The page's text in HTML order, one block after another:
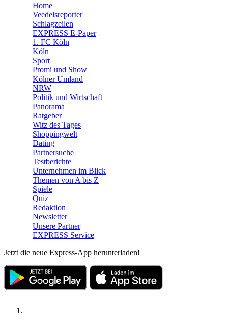
🛒 Shoppingwelt
Home
Veedelsreporter
Schlagzeilen
EXPRESS E-Paper
1. FC Köln
Köln
Sport
Promi und Show
Kölner Umland
NRW
Politik und Wirtschaft
Panorama
Ratgeber
Witz des Tages
Shoppingwelt
Dating
Partnersuche
Testberichte
Unternehmen im Blick
Themen von A bis Z
Spiele
Quiz
Redaktion
Newsletter
Unsere Partner
EXPRESS Service
Jetzt die neue Express-App herunterladen!